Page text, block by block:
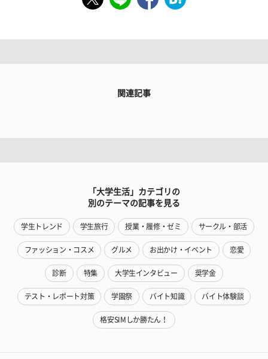
関連記事
「大学生活」カテゴリの
別のテーマの記事を見る
学生トレンド 学生旅行 授業・履修・ゼミ サークル・部活
ファッション・コスメ グルメ お出かけ・イベント 恋愛
診断 特集 大学生インタビュー 奨学金
テスト・レポート対策 学園祭 バイト知識 バイト体験談
格安SIMしか勝たん！